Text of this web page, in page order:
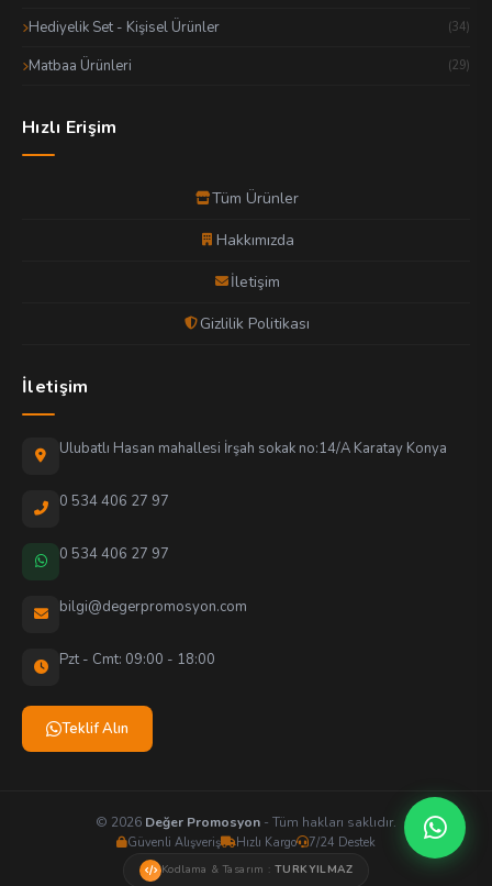
Hediyelik Set - Kişisel Ürünler (34)
Matbaa Ürünleri (29)
Hızlı Erişim
Tüm Ürünler
Hakkımızda
İletişim
Gizlilik Politikası
İletişim
Ulubatlı Hasan mahallesi İrşah sokak no:14/A Karatay Konya
0 534 406 27 97
0 534 406 27 97
bilgi@degerpromosyon.com
Pzt - Cmt: 09:00 - 18:00
Teklif Alın
© 2026 Değer Promosyon - Tüm hakları saklıdır.
Güvenli Alışveriş Hızlı Kargo 7/24 Destek
Kodlama & Tasarım : TURKYILMAZ